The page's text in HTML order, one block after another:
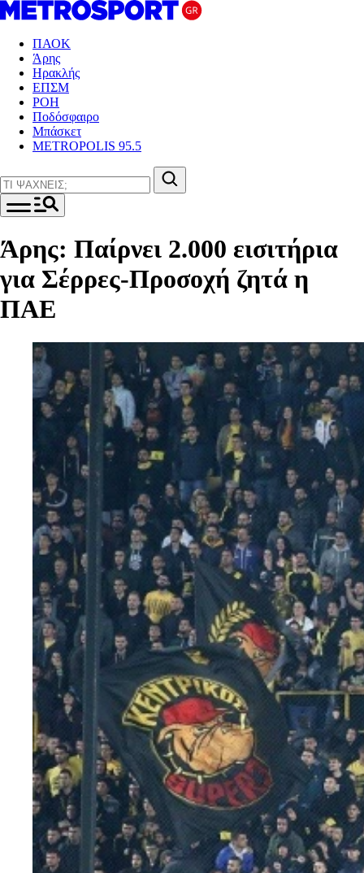
ΠΑΟΚ
Άρης
Ηρακλής
ΕΠΣΜ
ΡΟΗ
Ποδόσφαιρο
Μπάσκετ
METROPOLIS 95.5
Άρης: Παίρνει 2.000 εισιτήρια
για Σέρρες-Προσοχή ζητά η
ΠΑΕ